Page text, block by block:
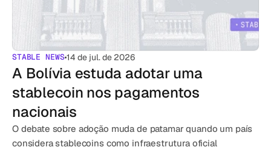
STABLE NEWS14 de jul. de 2026
A Bolívia estuda adotar uma
stablecoin nos pagamentos
nacionais
O debate sobre adoção muda de patamar quando um país
considera stablecoins como infraestrutura oficial